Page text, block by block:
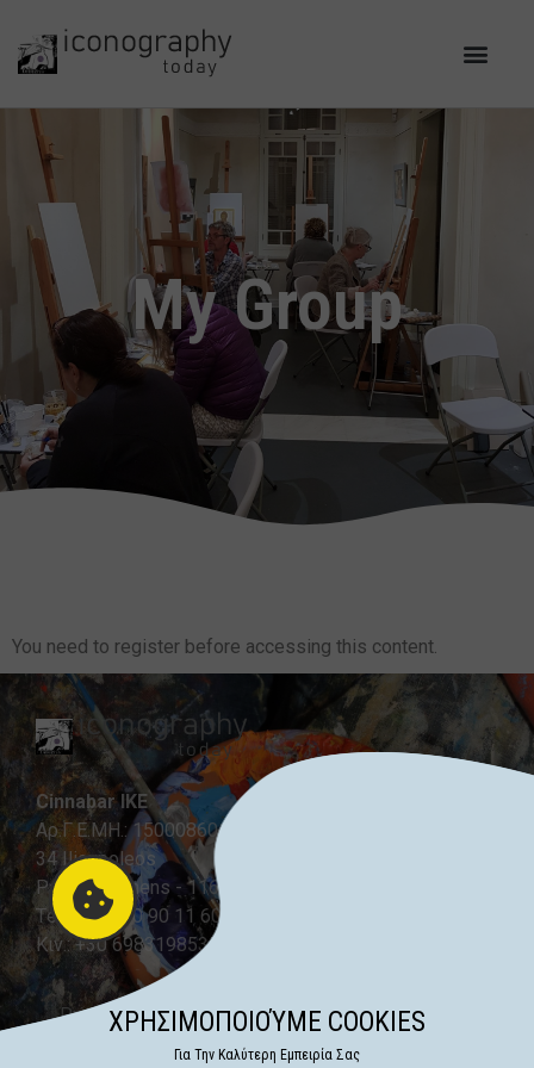
My Group
You need to register before accessing this content.
Cinnabar IKE
Αρ.Γ.Ε.ΜΗ.: 150008601000
34 Ilioupoleos
Pagrati - Athens - 116 31
Τel.: +30 210 90 11 600
Κιν.: +30 6983198535
Privacy Policy
ΧΡΗΣΙΜΟΠΟΙΟΎΜΕ COOKIES
Για Την Καλύτερη Εμπειρία Σας